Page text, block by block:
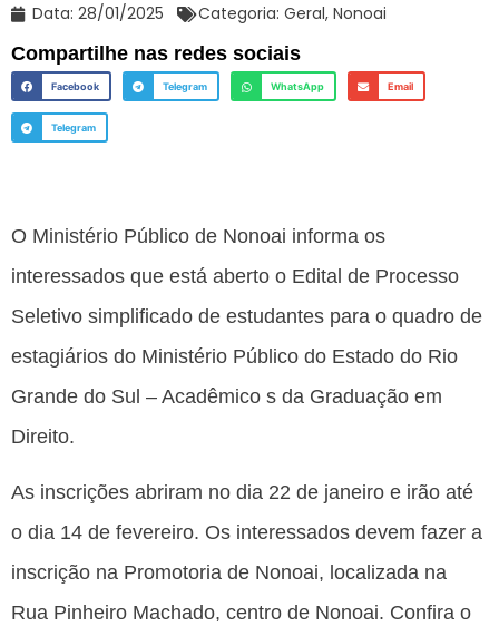
Data: 28/01/2025 Categoria: Geral, Nonoai
Compartilhe nas redes sociais
Facebook Telegram WhatsApp Email
Telegram
O Ministério Público de Nonoai informa os
interessados que está aberto o Edital de Processo
Seletivo simplificado de estudantes para o quadro de
estagiários do Ministério Público do Estado do Rio
Grande do Sul – Acadêmico s da Graduação em
Direito.
As inscrições abriram no dia 22 de janeiro e irão até
o dia 14 de fevereiro. Os interessados devem fazer a
inscrição na Promotoria de Nonoai, localizada na
Rua Pinheiro Machado, centro de Nonoai. Confira o